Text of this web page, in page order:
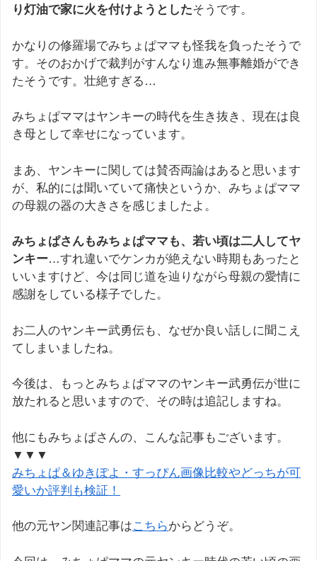
り灯油で家に火を付けようとしたそうです。
かなりの修羅場でみちょぱママも怪我を負ったそうで
す。そのおかげで裁判がすんなり進み無事離婚ができ
たそうです。壮絶すぎる…
みちょぱママはヤンキーの時代を生き抜き、現在は良
き母として幸せになっています。
まあ、ヤンキーに関しては賛否両論はあると思います
が、私的には聞いていて痛快というか、みちょぱママ
の母親の器の大きさを感じましたよ。
みちょぱさんもみちょぱママも、若い頃は二人してヤ
ンキー…すれ違いでケンカが絶えない時期もあったと
いいますけど、今は同じ道を辿りながら母親の愛情に
感謝をしている様子でした。
お二人のヤンキー武勇伝も、なぜか良い話しに聞こえ
てしまいましたね。
今後は、もっとみちょぱママのヤンキー武勇伝が世に
放たれると思いますので、その時は追記しますね。
他にもみちょぱさんの、こんな記事もございます。
▼▼▼
みちょぱ＆ゆきぽよ・すっぴん画像比較やどっちが可
愛いか評判も検証！
他の元ヤン関連記事はこちらからどうぞ。